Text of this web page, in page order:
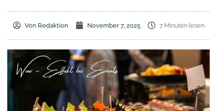
Von Redaktion November 7, 2025 7 Minuten lesen